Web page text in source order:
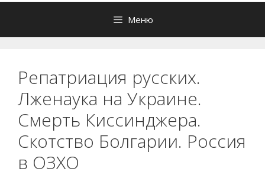
Меню
Репатриация русских.
Лженаука на Украине.
Смерть Киссинджера.
Скотство Болгарии. Россия
в ОЗХО